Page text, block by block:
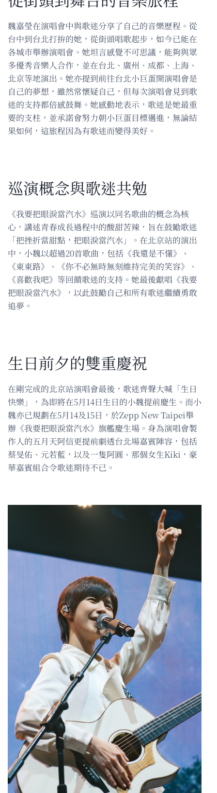
魏嘉瑩在演唱會中與歌迷分享了自己的音樂歷程。從
台中到台北打拚的她，從街頭唱歌起步，如今已能在
各城市舉辦演唱會。她坦言感覺不可思議，能夠與眾
多優秀音樂人合作，並在台北、廣州、成都、上海、
北京等地演出。她亦提到前往台北小巨蛋開演唱會是
自己的夢想，雖然常懷疑自己，但每次演唱會見到歌
迷的支持都倍感鼓舞。她感動地表示，歌迷是她最重
要的支柱，並承諾會努力朝小巨蛋目標邁進，無論結
果如何，這旅程因為有歌迷而變得美好。
巡演概念與歌迷共勉
《我要把眼淚當汽水》巡演以同名歌曲的概念為核
心，講述青春成長過程中的酸甜苦辣，旨在鼓勵歌迷
「把挫折當甜點，把眼淚當汽水」。在北京站的演出
中，小魏以超過20首歌曲，包括《我還是不懂》、
《東東路》、《你不必無時無刻維持完美的笑容》、
《喜歡我吧》等回饋歌迷的支持。她最後獻唱《我要
把眼淚當汽水》，以此鼓勵自己和所有歌迷繼續勇敢
追夢。
生日前夕的雙重慶祝
在剛完成的北京站演唱會最後，歌迷齊聲大喊「生日
快樂」，為即將在5月14日生日的小魏提前慶生。而小
魏亦已規劃在5月14及15日，於Zepp New Taipei舉
辦《我要把眼淚當汽水》旗艦慶生場。身為演唱會製
作人的五月天阿信更提前劇透台北場嘉賓陣容，包括
蔡旻佑、元若藍，以及一隻阿圓、那個女生Kiki，豪
華嘉賓組合令歌迷期待不已。